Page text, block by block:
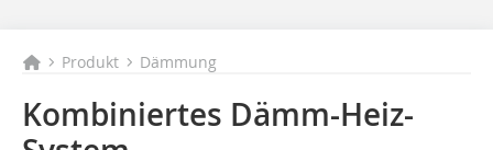
Produkt Dämmung
Kombiniertes Dämm-Heiz-